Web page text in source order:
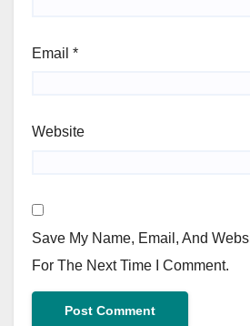
Email *
Website
Save My Name, Email, And
For The Next Time I Comment.